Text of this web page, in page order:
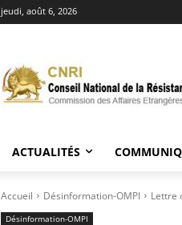
jeudi, août 6, 2026
ACTUALITÉS
Accueil Désinformation-OMPI Lettre
Désinformation-OMPI